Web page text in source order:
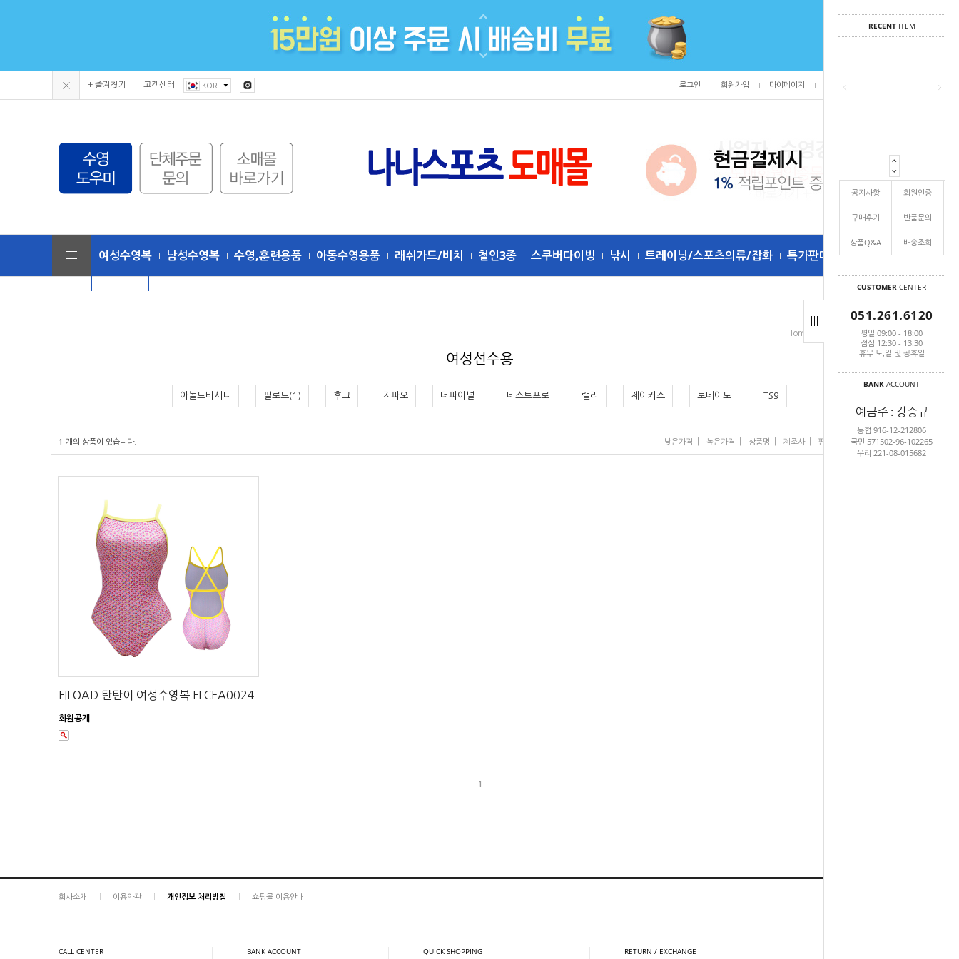
RECENTITEM
공지사항 회원인증
구매후기 반품문의
상품Q&A 배송조희
CUSTOMER CENTER
051.261.6120
평일 09:00 - 18:00
점심 12:30 - 13:30
휴무 토,일 및 공휴일
BANK ACCOUNT
예금주 : 강승규
농협 916-12-212806
국민 571502-96-102265
우리 221-08-015682
+ 즐겨찾기 고객센터 KOR 로그인 회원가입 마이페이지
여성수영복 남성수영복 수영,훈련용품 아동수영용품 래쉬가드/비치 철인3종 스쿠버다이빙 낚시 트레이닝/스포츠의류/잡화 특가판매
Home >여성선수용
여성선수용
아놀드바시니 필로드(1) 후그 지파오 더파이널 네스트프로 랠리 제이커스 토네이도 TS9
1 개의 상품이 있습니다. 낮은가격 높은가격 상품명 제조사| 판매순위 | 많이 본 상품
FILOAD 탄탄이 여성수영복 FLCEA0024
회원공개
1
회사소개 이용약관 개인정보 처리방침 쇼핑몰 이용안내
CALL CENTER BANK ACCOUNT QUICK SHOPPING RETURN / EXCHANGE